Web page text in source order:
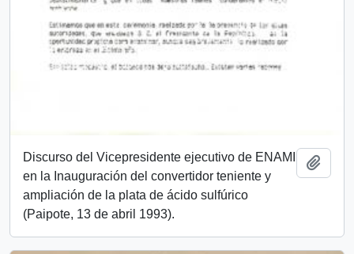
Discurso del Vicepresidente ejecutivo de ENAMI
en la Inauguración del convertidor teniente y
ampliación de la plata de ácido sulfúrico
(Paipote, 13 de abril 1993).